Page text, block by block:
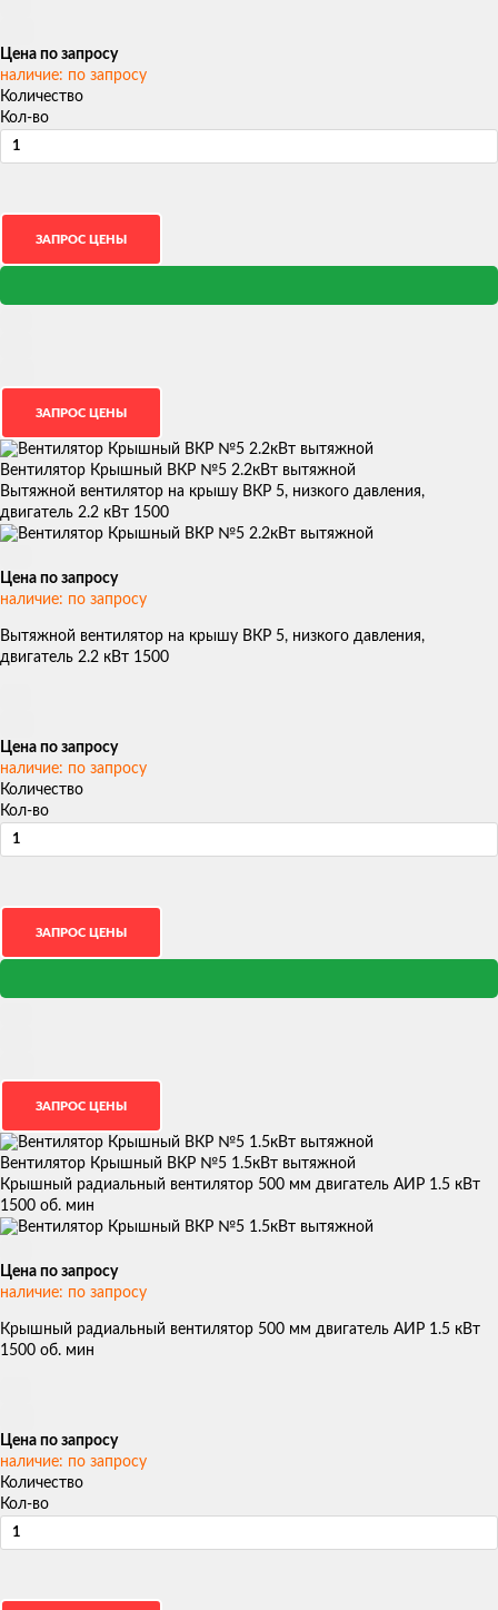
Цена по запросу
наличие: по запросу
Количество
Кол-во
Вентилятор Крышный ВКР №5 2.2кВт вытяжной
Вытяжной вентилятор на крышу ВКР 5, низкого давления,
двигатель 2.2 кВт 1500
Цена по запросу
наличие: по запросу
Вытяжной вентилятор на крышу ВКР 5, низкого давления,
двигатель 2.2 кВт 1500
Цена по запросу
наличие: по запросу
Количество
Кол-во
Вентилятор Крышный ВКР №5 1.5кВт вытяжной
Крышный радиальный вентилятор 500 мм двигатель АИР 1.5 кВт
1500 об. мин
Цена по запросу
наличие: по запросу
Крышный радиальный вентилятор 500 мм двигатель АИР 1.5 кВт
1500 об. мин
Цена по запросу
наличие: по запросу
Количество
Кол-во